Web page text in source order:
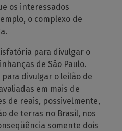
os interessados
o complexo de
para divulgar o
de São Paulo.
divulgar o leilão de
em mais de
de reais, possivelmente,
de terras no Brasil, nos
somente dois